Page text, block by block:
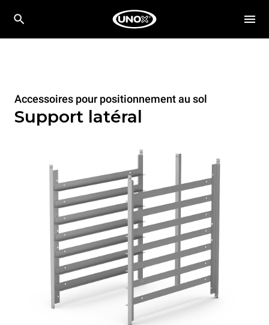
Accessoires pour positionnement au sol
Support latéral